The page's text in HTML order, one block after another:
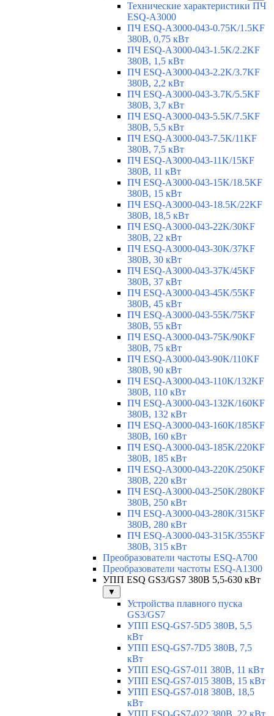
Технические характеристики ПЧ
ESQ-A3000
ПЧ ESQ-A3000-043-0.75K/1.5KF
380В, 0,75 кВт
ПЧ ESQ-A3000-043-1.5K/2.2KF
380В, 1,5 кВт
ПЧ ESQ-A3000-043-2.2K/3.7KF
380В, 2,2 кВт
ПЧ ESQ-A3000-043-3.7K/5.5KF
380В, 3,7 кВт
ПЧ ESQ-A3000-043-5.5K/7.5KF
380В, 5,5 кВт
ПЧ ESQ-A3000-043-7.5K/11KF
380В, 7,5 кВт
ПЧ ESQ-A3000-043-11K/15KF
380В, 11 кВт
ПЧ ESQ-A3000-043-15K/18.5KF
380В, 15 кВт
ПЧ ESQ-A3000-043-18.5K/22KF
380В, 18,5 кВт
ПЧ ESQ-A3000-043-22K/30KF
380В, 22 кВт
ПЧ ESQ-A3000-043-30K/37KF
380В, 30 кВт
ПЧ ESQ-A3000-043-37K/45KF
380В, 37 кВт
ПЧ ESQ-A3000-043-45K/55KF
380В, 45 кВт
ПЧ ESQ-A3000-043-55K/75KF
380В, 55 кВт
ПЧ ESQ-A3000-043-75K/90KF
380В, 75 кВт
ПЧ ESQ-A3000-043-90K/110KF
380В, 90 кВт
ПЧ ESQ-A3000-043-110K/132KF
380В, 110 кВт
ПЧ ESQ-A3000-043-132K/160KF
380В, 132 кВт
ПЧ ESQ-A3000-043-160K/185KF
380В, 160 кВт
ПЧ ESQ-A3000-043-185K/220KF
380В, 185 кВт
ПЧ ESQ-A3000-043-220K/250KF
380В, 220 кВт
ПЧ ESQ-A3000-043-250K/280KF
380В, 250 кВт
ПЧ ESQ-A3000-043-280K/315KF
380В, 280 кВт
ПЧ ESQ-A3000-043-315K/355KF
380В, 315 кВт
Преобразователи частоты ESQ-A700
Преобразователи частоты ESQ-A1300
УПП ESQ GS3/GS7 380В 5,5-630 кВт
▼
Устройства плавного пуска
GS3/GS7
УПП ESQ-GS7-5D5 380В, 5,5
кВт
УПП ESQ-GS7-7D5 380В, 7,5
кВт
УПП ESQ-GS7-011 380В, 11 кВт
УПП ESQ-GS7-015 380В, 15 кВт
УПП ESQ-GS7-018 380В, 18,5
кВт